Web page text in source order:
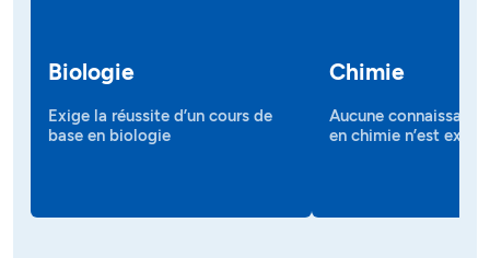
Biologie
Exige la réussite d’un cours de
base en biologie
Chimie
Aucune
en chimie n’est